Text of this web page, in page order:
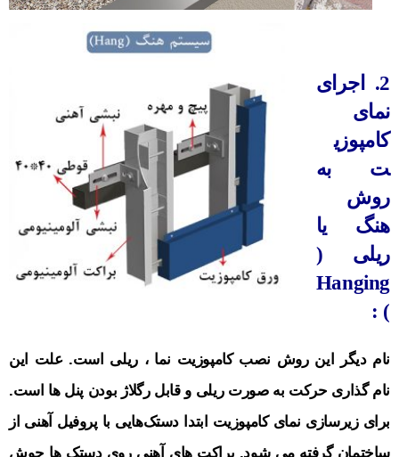
2. اجرای
نمای
کامپوزی
ت به
روش
هنگ یا
ریلی (
Hanging
) :
نام دیگر این روش نصب کامپوزیت نما ، ریلی است. علت این
نام گذاری حرکت به صورت ریلی و قابل رگلاژ بودن پنل ها است.
برای زیرسازی نمای کامپوزیت ابتدا دستک‌هایی با پروفیل آهنی از
ساختمان گرفته می شود. براکت های آهنی روی دستک ها جوش